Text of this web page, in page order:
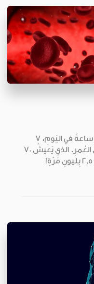
يَدُقُّ قَلبُكَ بلا تَوقُّفٍ 24 ساعةً في اليَومِ، 7
أَيّامٍ في الأُسبوعِ، وطوالَ العُمرِ. الذي يَعيشُ 70